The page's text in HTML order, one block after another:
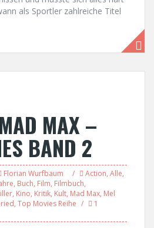
als Sportler zahlreiche Titel
MAX –
BAND 2
Florian Wurfbaum Action, Alle,
, Buch, Film, Filmbuch,
, Kino, Kritik, Kult, Mad Max, Mel
, Top Movies Reihe
1